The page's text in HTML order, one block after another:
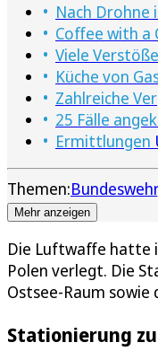
Nach Drohne
Coffee with a
Viele Verstöße
Küche von
Zahlreiche
25 Fälle
Ermittlungen
Themen:Bundeswehr
Mehr anzeigen
Die Luftwaffe hatte
Polen verlegt. Die
Ostsee-Raum
Stationierung